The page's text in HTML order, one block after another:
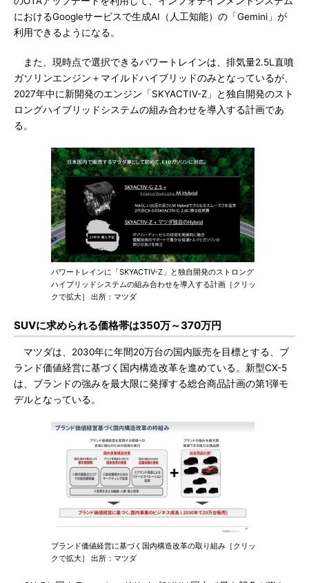
におけるGoogleサービスで生成AI（人工知能）の「Gemini」が
利用できるようになる。
また、現時点で選択できるパワートレインは、排気量2.5L直噴
ガソリンエンジン＋マイルドハイブリッドのみとなっているが、
2027年中に新開発のエンジン「SKYACTIV-Z」と独自開発のスト
ロングハイブリッドシステムの組み合わせを導入する計画であ
る。
パワートレインに「SKYACTIV-Z」と独自開発のストロング
ハイブリッドシステムの組み合わせを導入する計画［クリッ
クで拡大］ 出所：マツダ
SUVに求められる価格帯は350万～370万円
マツダは、2030年に年間20万台の国内販売を目標とする、ブ
ランド価値経営に基づく国内構造改革を進めている。新型CX-5
は、ブランドの強みを最大限に発揮する総合商品計画の第1弾モ
デルとなっている。
ブランド価値経営に基づく国内構造改革の取り組み［クリッ
クで拡大］ 出所：マツダ